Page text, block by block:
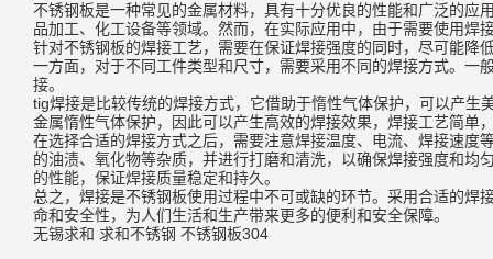
不锈钢板是一种常见的金属材料，具有十分优良的性能和广泛的
品加工、化工设备等领域。然而，在实际应用中，由于需要使用
针对不锈钢板的焊接工艺，需要在保证焊接强度的同时，尽可能
一方面，对于不同工件类型和尺寸，需要采用不同的焊接方式。
接。
tig焊接是比较传统的焊接方式，它借助于惰性气体保护，可以产
金属惰性气体保护，因此可以产生高效的焊接效果，焊接工艺简单
在选择合适的焊接方式之后，需要注意焊接温度、电流、焊接速
的油渍、氧化物等杂质，并进行打磨和清洗，以确保焊接强度和
的性能，保证焊接质量稳定和持久。
总之，焊接是不锈钢板使用过程中不可或缺的环节。采用合适的
命和安全性，为人们生活和生产带来更多的便利和安全保障。
无锡求和 求和不锈钢 不锈钢板304